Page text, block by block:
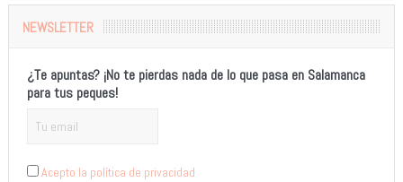
NEWSLETTER
¿Te apuntas? ¡No te pierdas nada de lo que pasa en Salamanca
para tus peques!
Acepto la política de privacidad